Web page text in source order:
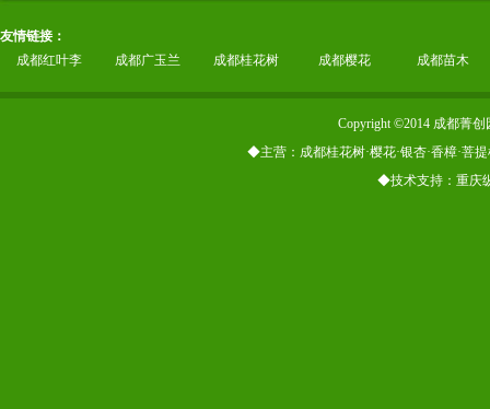
友情链接：
成都红叶李
成都广玉兰 成都桂花树 成都樱花 成都苗木
Copyright ©2014 成都菁
◆主营：成都桂花树·樱花·银杏·香樟·菩
◆技术支持：重庆